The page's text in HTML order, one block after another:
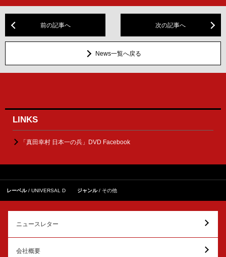
前の記事へ 次の記事へ
News一覧へ戻る
LINKS
「真田幸村 日本一の兵」DVD Facebook
レーベル UNIVERSAL D ジャンル その他
ニュースレター
会社概要